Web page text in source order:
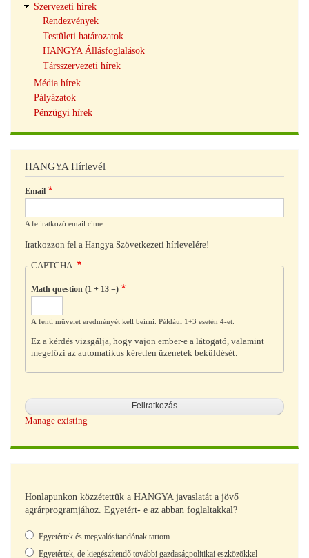
Szervezeti hírek
Rendezvények
Testületi határozatok
HANGYA Állásfoglalások
Társszervezeti hírek
Média hírek
Pályázatok
Pénzügyi hírek
HANGYA Hírlevél
Email
A feliratkozó email címe.
Iratkozzon fel a Hangya Szövetkezeti hírlevelére!
CAPTCHA
Math question (1 + 13 =)
A fenti művelet eredményét kell beírni. Például 1+3 esetén 4-et.
Ez a kérdés vizsgálja, hogy vajon ember-e a látogató, valamint
megelőzi az automatikus kéretlen üzenetek beküldését.
Manage existing
Honlapunkon közzétettük a HANGYA javaslatát a jövő
agrárprogramjához. Egyetért- e az abban foglaltakkal?
Választások
Egyetértek és megvalósítandónak tartom
Egyetértek, de kiegészítendő további gazdaságpolitikai eszközökkel